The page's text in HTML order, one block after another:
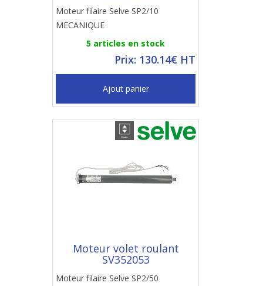
Moteur filaire Selve SP2/10
MECANIQUE
5 articles en stock
Prix: 130.14€ HT
Ajout panier
Moteur volet roulant
SV352053
Moteur filaire Selve SP2/50